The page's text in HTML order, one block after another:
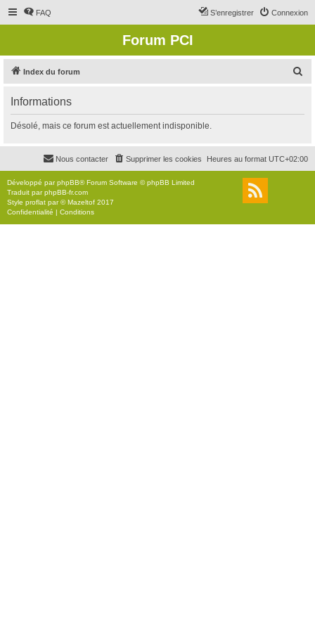
FAQ Connexion
S’enregistrer
Forum PCI
Index du forum
r
c
r
Informations
Désolé, mais ce forum est actuellement indisponible.
Heures au format UTC+02:00
Supprimer les cookies
Nous contacter
Développé parphpBB® Forum Software © phpBB Limited
Traduit parphpBB-fr.com
Style proflat par ©Mazeltof 2017
Confidentialité | Conditions